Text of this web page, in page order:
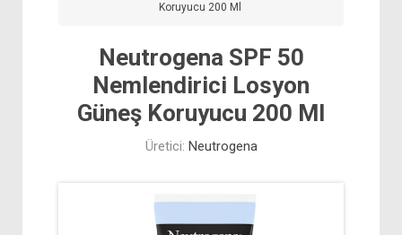
Koruyucu 200 Ml
Neutrogena SPF 50
Nemlendirici Losyon
Güneş Koruyucu 200 Ml
Üretici: Neutrogena